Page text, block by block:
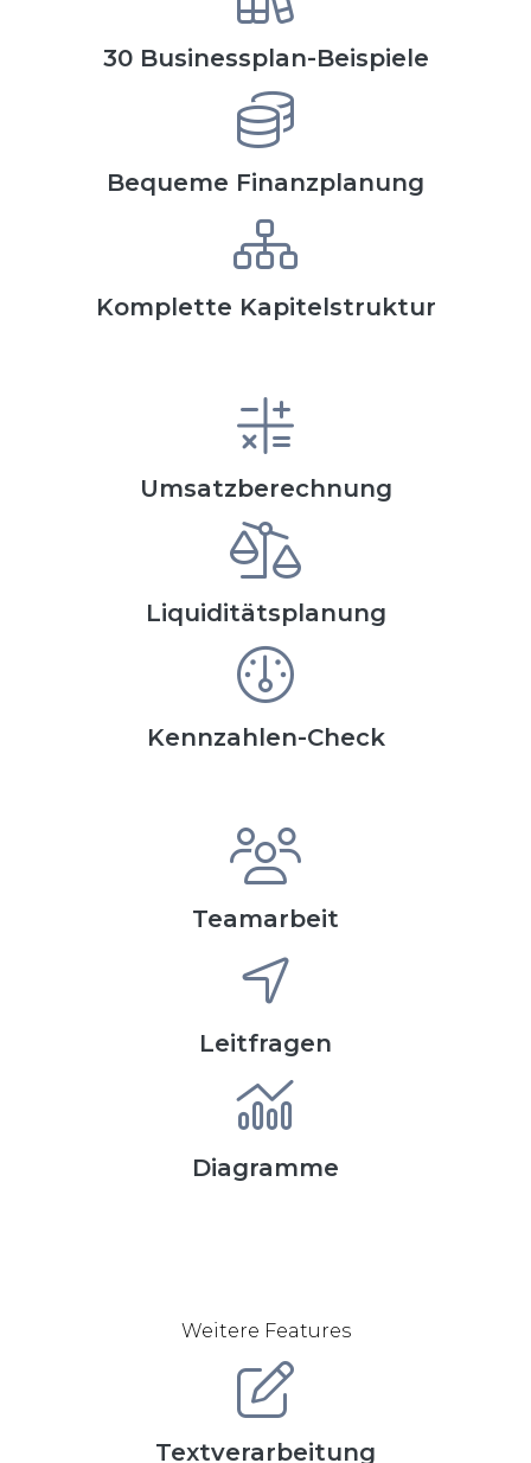
30 Businessplan-Beispiele
Bequeme Finanzplanung
Komplette Kapitelstruktur
Umsatzberechnung
Liquiditätsplanung
Kennzahlen-Check
Teamarbeit
Leitfragen
Diagramme
Weitere Features
Textverarbeitung